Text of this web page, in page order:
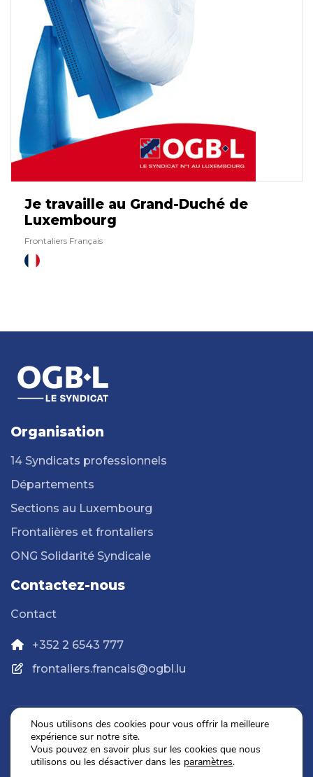
Français
Je travaille au Grand-Duché de
Luxembourg
Frontaliers Français
Organisation
14 Syndicats professionnels
Départements
Sections au Luxembourg
Frontalières et frontaliers
ONG Solidarité Syndicale
Contactez-nous
Contact
+352 2 6543 777
frontaliers.francais@ogbl.lu
Politique de confidentialité
Mentions légales
Nous utilisons des cookies pour vous offrir la meilleure
expérience sur notre site.
Vous pouvez en savoir plus sur les cookies que nous
utilisons ou les désactiver dans les paramètres.